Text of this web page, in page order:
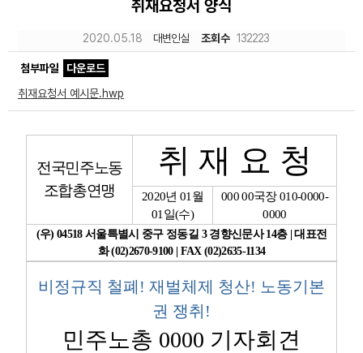
취재요청서 양식
2020.05.18 대변인실 조회수 132223
첨부파일
다운로드
취재요청서 예시문.hwp
전국민주노동
조합총연맹
취 재 요 청
2020년 01 월
01 일(수)
000 00국장010-0000-
0000
(우) 04518서울특별시 중구 정동길 3 경향신문사14층 |대표전
화(02)2670-9100 | FAX (02)2635-1134
비정규직 철폐 ! 재벌체제 청산! 노동기본
권 쟁취 !
민주노총 0000 기자회견
노동상담
자료
부설기관
업무